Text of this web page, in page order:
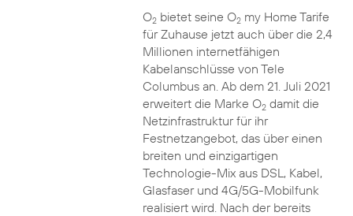
O2bietet seine O2my Home Tarife
für Zuhause jetzt auch über die 2,4
Millionen internetfähigen
Kabelanschlüsse von Tele
Columbus an. Ab dem 21. Juli 2021
erweitert die Marke O2damit die
Netzinfrastruktur für ihr
Festnetzangebot, das über einen
breiten und einzigartigen
Technologie-Mix aus DSL, Kabel,
Glasfaser und 4G/5G-Mobilfunk
realisiert wird. Nach der bereits